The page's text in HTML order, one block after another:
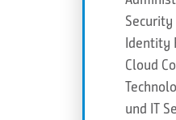
Identity
Cloud
und IT